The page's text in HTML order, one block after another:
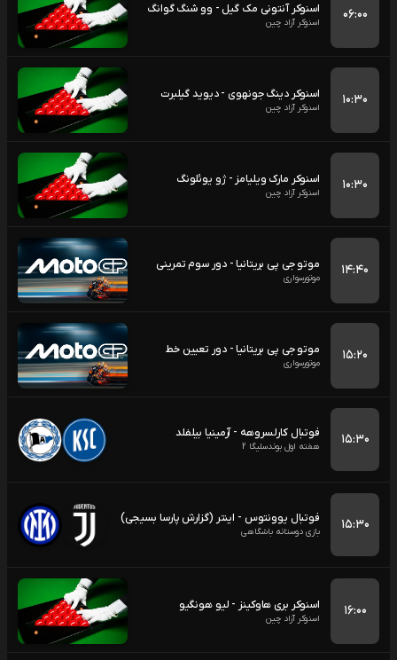
۰۶:۰۰ اسنوکر آنتونی مک گیل - وو شنگ گوانگ
اسنوکر آزاد چین
۱۰:۳۰ اسنوکر دینگ جونهوی - دیوید گیلبرت
اسنوکر آزاد چین
۱۰:۳۰ اسنوکر مارک ویلیامز - ژو یوئلونگ
اسنوکر آزاد چین
۱۴:۴۰ موتو جی پی بریتانیا - دور سوم تمرینی
موتورسواری
۱۵:۲۰ موتو جی پی بریتانیا - دور تعیین خط
موتورسواری
۱۵:۳۰ فوتبال کارلسروهه - آرمینیا بیلفلد
هفته اول بوندسلیگا 2
۱۵:۳۰ فوتبال یوونتوس - اینتر (گزارش پارسا بسیجی)
بازی دوستانه باشگاهی
۱۶:۰۰ اسنوکر بری هاوکینز - لیو هونگیو
اسنوکر آزاد چین